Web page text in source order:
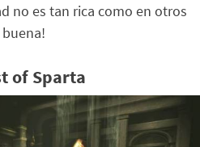
no es tan rica como en otros
of Sparta